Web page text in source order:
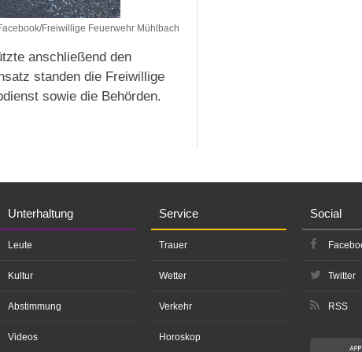
Freiwillige Feuerwehr Mühlbach
anschließend den
standen die Freiwillige
sowie die Behörden.
Unterhaltung
Leute
Kultur
Abstimmung
Videos
Service
Trauer
Wetter
Verkehr
Horoskop
Social
Twitter
RSS